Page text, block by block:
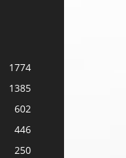
1774
1385
602
446
250